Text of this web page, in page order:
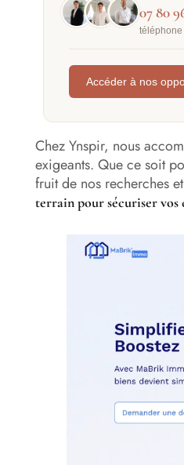
07 80
téléphone
Accéder à nos
Chez Ynspir, nous
exigeants. Que ce soit
fruit de nos recherches
terrain pour sécuriser vos